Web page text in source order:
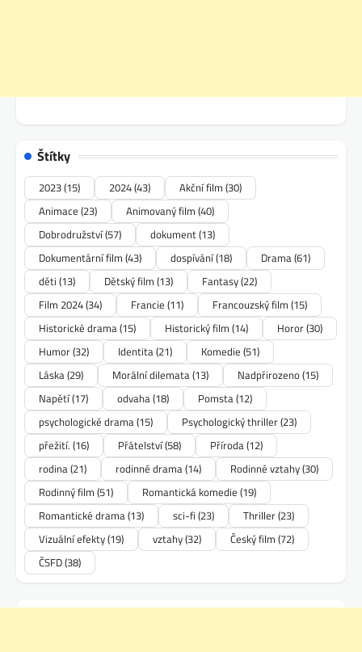
Štítky
2023(15) 2024(43) Akční film (30)
Animace (23) Animovaný film (40)
Dobrodružství(57) dokument(13)
Dokumentární film (43) dospívání(18) Drama(61)
děti (13) Dětský film (13) Fantasy(22)
Film 2024(34) Francie (11) Francouzský film (15)
Historické drama(15) Historický film (14) Horor(30)
Humor(32) Identita(21) Komedie (51)
Láska(29) Morální dilemata(13) Nadpřirozeno(15)
Napětí(17) odvaha(18) Pomsta(12)
psychologické drama(15) Psychologický thriller(23)
přežití. (16) Přátelství(58) Příroda(12)
rodina(21) rodinné drama(14) Rodinné vztahy(30)
Rodinný film (51) Romantická komedie (19)
Romantické drama(13) sci-fi (23) Thriller(23)
Vizuální efekty(19) vztahy(32) Český film (72)
ČSFD(38)